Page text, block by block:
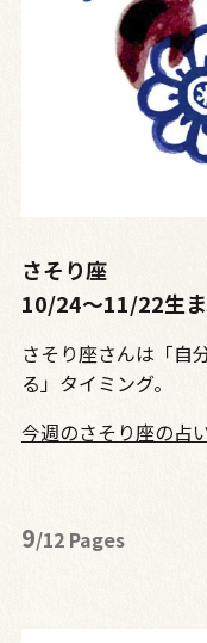
さそり座
10/24〜11/22生
さそり座さんは「自
る」タイミング。
今週のさそり座の占
9/12 Pages